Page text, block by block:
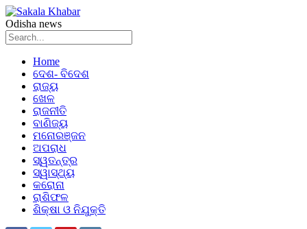
Odisha news
Home
ଦେଶ- ବିଦେଶ
ରାଜ୍ୟ
ଖେଳ
ରାଜନୀତି
ବାଣିଜ୍ୟ
ମନୋରଞ୍ଜନ
ଅପରାଧ
ସ୍ୱତନ୍ତ୍ର
ସ୍ୱାସ୍ଥ୍ୟ
କରୋନା
ରାଶିଫଳ
ଶିକ୍ଷା ଓ ନିଯୁକ୍ତି